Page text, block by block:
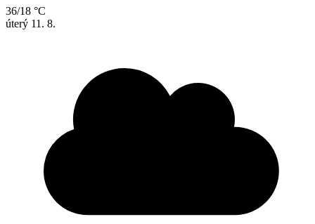
36/18 °C
úterý 11. 8.